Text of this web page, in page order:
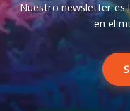
Nuestro newsletter es
en el